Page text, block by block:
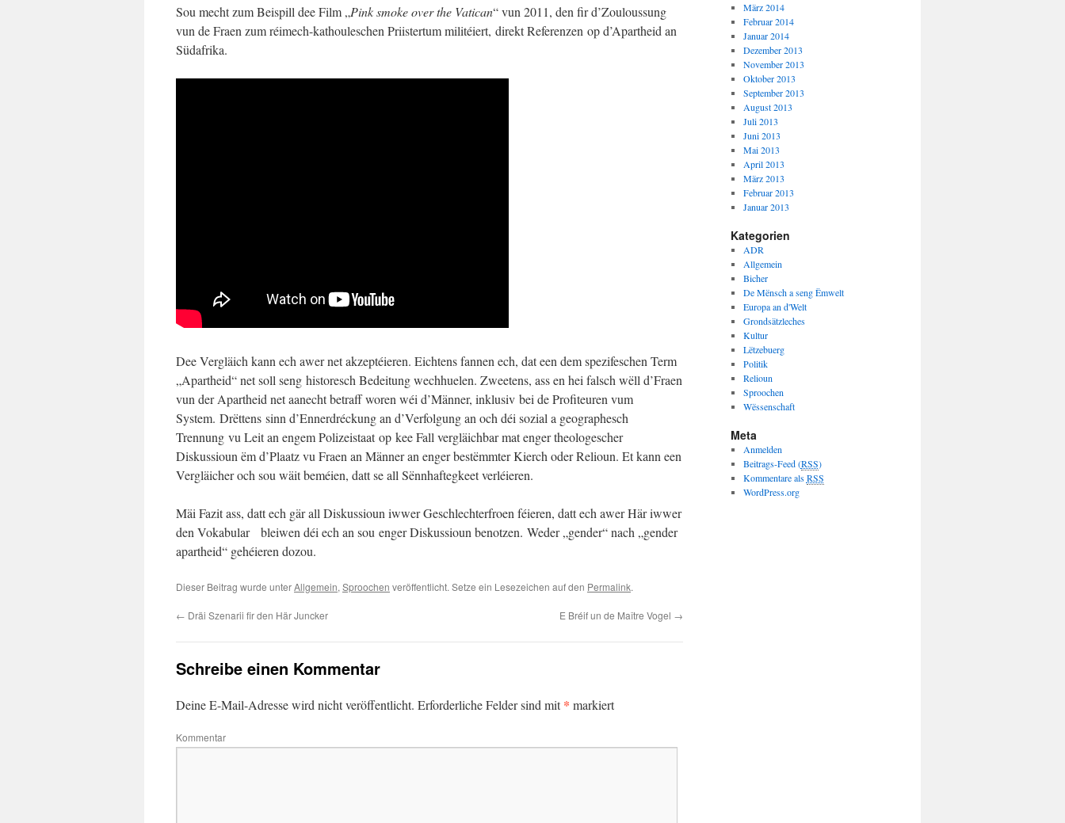
Sou mecht zum Beispill dee Film „Pink smoke over the Vatican“ vun 2011, den fir d’Zouloussung
vun de Fraen zum réimech-kathouleschen Priistertum militéiert, direkt Referenzen op d’Apartheid an
Südafrika.
Dee Vergläich kann ech awer net akzeptéieren. Eichtens fannen ech, dat een dem spezifeschen Term
„Apartheid“ net soll seng historesch Bedeitung wechhuelen. Zweetens, ass en hei falsch wëll d’Fraen
vun der Apartheid net aanecht betraff woren wéi d’Männer, inklusiv bei de Profiteuren vum
System. Drëttens sinn d’Ennerdréckung an d’Verfolgung an och déi sozial a geographesch
Trennung vu Leit an engem Polizeistaat op kee Fall vergläichbar mat enger theologescher
Diskussioun ëm d’Plaatz vu Fraen an Männer an enger bestëmmter Kierch oder Relioun. Et kann een
Vergläicher och sou wäit beméien, datt se all Sënnhaftegkeet verléieren.
Mäi Fazit ass, datt ech gär all Diskussioun iwwer Geschlechterfroen féieren, datt ech awer Här iwwer
den Vokabular bleiwen déi ech an sou enger Diskussioun benotzen. Weder „gender“ nach „gender
apartheid“ gehéieren dozou.
Dieser Beitrag wurde unterAllgemein, Sproochen veröffentlicht. Setze ein Lesezeichen auf den Permalink.
← Dräi Szenarii fir den Här Juncker E Bréif un de Maître Vogel →
Schreibe einen Kommentar
Deine E-Mail-Adresse wird nicht veröffentlicht. Erforderliche Felder sind mit* markiert
Kommentar
März 2014
Februar 2014
Januar 2014
Dezember 2013
November 2013
Oktober 2013
September 2013
August 2013
Juli 2013
Juni 2013
Mai 2013
April 2013
März 2013
Februar 2013
Januar 2013
Kategorien
ADR
Allgemein
Bicher
De Mënsch a seng Ëmwelt
Europa an d'Welt
Grondsätzleches
Kultur
Lëtzebuerg
Politik
Relioun
Sproochen
Wëssenschaft
Meta
Anmelden
Beitrags-Feed (RSS)
Kommentare alsRSS
WordPress.org